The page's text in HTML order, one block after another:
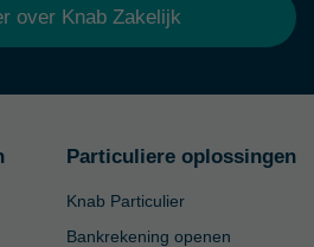
over Knab Zakelijk
Particuliere oplossingen
Knab Particulier
Bankrekening openen